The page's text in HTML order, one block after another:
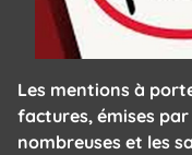
Les mentions à
factures, émises
nombreuses et les